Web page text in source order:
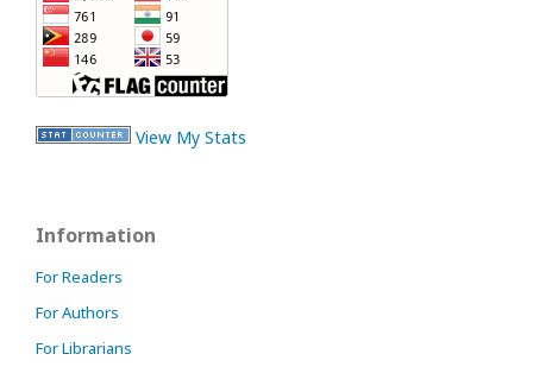
View My Stats
Information
For Readers
For Authors
For Librarians